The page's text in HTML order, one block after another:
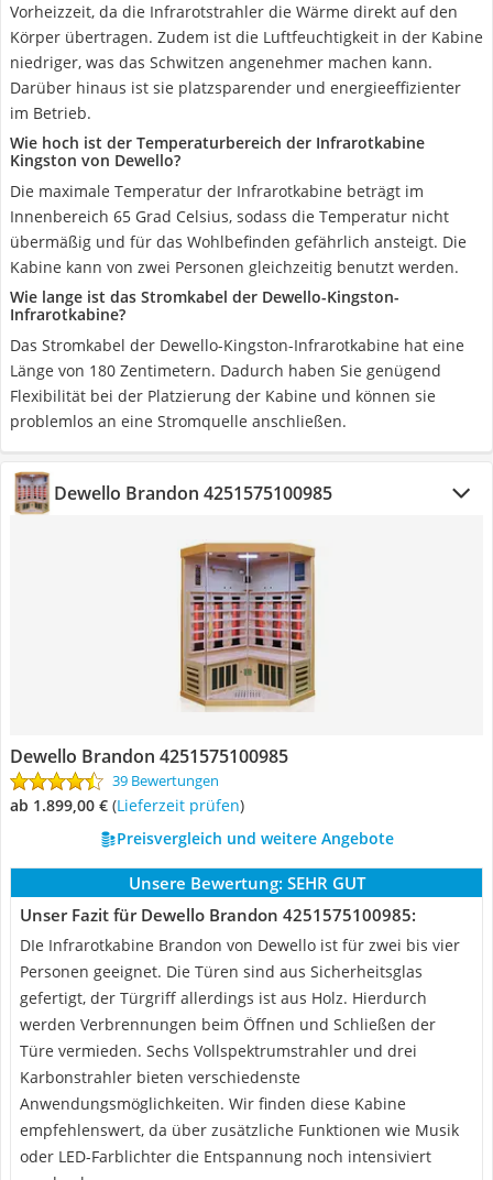
Vorheizzeit, da die Infrarotstrahler die Wärme direkt auf den
Körper übertragen. Zudem ist die Luftfeuchtigkeit in der Kabine
niedriger, was das Schwitzen angenehmer machen kann.
Darüber hinaus ist sie platzsparender und energieeffizienter
im Betrieb.
Wie hoch ist der Temperaturbereich der Infrarotkabine
Kingston von Dewello?
Die maximale Temperatur der Infrarotkabine beträgt im
Innenbereich 65 Grad Celsius, sodass die Temperatur nicht
übermäßig und für das Wohlbefinden gefährlich ansteigt. Die
Kabine kann von zwei Personen gleichzeitig benutzt werden.
Wie lange ist das Stromkabel der Dewello-Kingston-
Infrarotkabine?
Das Stromkabel der Dewello-Kingston-Infrarotkabine hat eine
Länge von 180 Zentimetern. Dadurch haben Sie genügend
Flexibilität bei der Platzierung der Kabine und können sie
problemlos an eine Stromquelle anschließen.
Dewello Brandon 4251575100985
Dewello Brandon 4251575100985
39 Bewertungen
ab 1.899,00 € (Lieferzeit prüfen)
Preisvergleich und weitere Angebote
Unsere Bewertung: SEHR GUT
Unser Fazit für Dewello Brandon 4251575100985:
DIe Infrarotkabine Brandon von Dewello ist für zwei bis vier
Personen geeignet. Die Türen sind aus Sicherheitsglas
gefertigt, der Türgriff allerdings ist aus Holz. Hierdurch
werden Verbrennungen beim Öffnen und Schließen der
Türe vermieden. Sechs Vollspektrumstrahler und drei
Karbonstrahler bieten verschiedenste
Anwendungsmöglichkeiten. Wir finden diese Kabine
empfehlenswert, da über zusätzliche Funktionen wie Musik
oder LED-Farblichter die Entspannung noch intensiviert